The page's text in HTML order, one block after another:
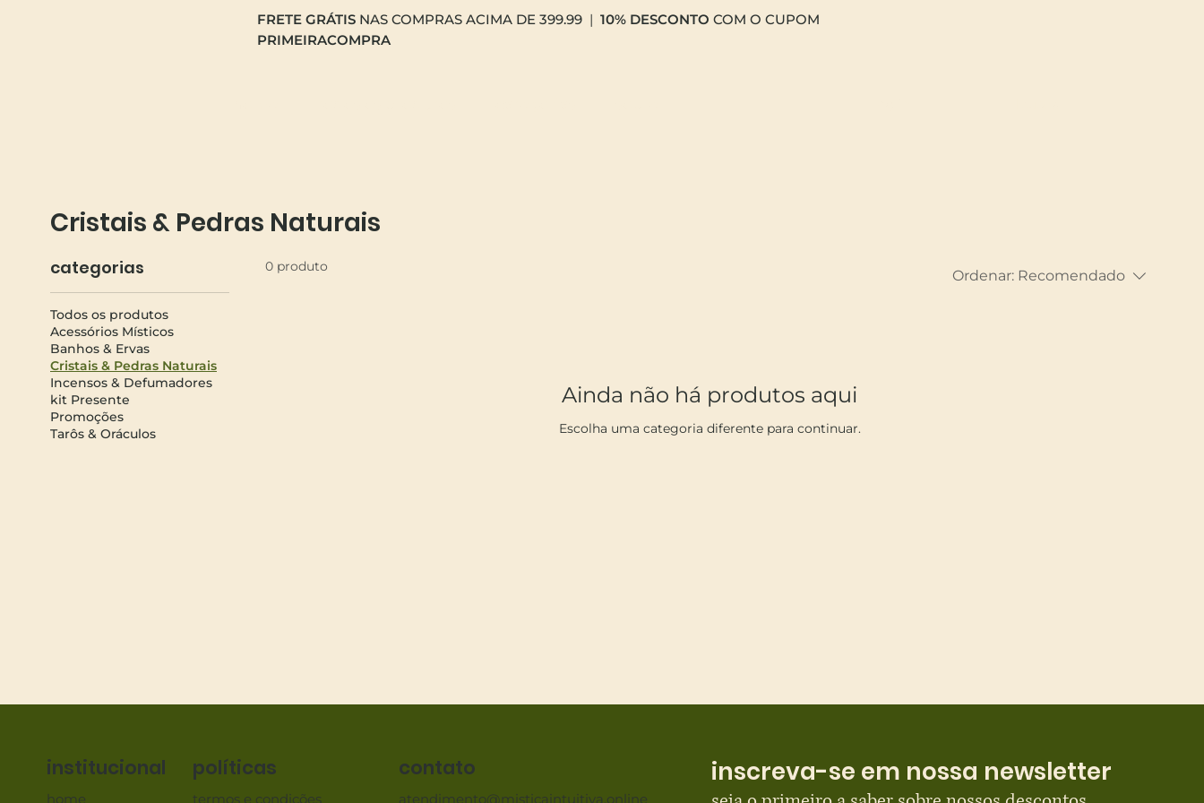
FRETE GRÁTIS NAS COMPRAS ACIMA DE 399.99 |10% DESCONTOCOM O CUPOM
PRIMEIRACOMPRA
Cristais & Pedras Naturais
categorias
Todos os produtos
Acessórios Místicos
Banhos & Ervas
Cristais & Pedras Naturais
Incensos & Defumadores
kit Presente
Promoções
Tarôs & Oráculos
0 produto
Ordenar: Recomendado
Ainda não há produtos aqui
Escolha uma categoria diferente para continuar.
institucional
home
políticas
termos e condições
contato
atendimento@misticaintuitiva.online
inscreva-se em nossa newsletter